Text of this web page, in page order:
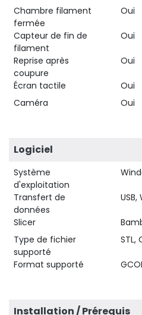
Chambre filament
fermée
Oui
Capteur de fin de
filament
Oui
Reprise après
coupure
Oui
Écran tactile
Oui
Caméra
Oui
Logiciel
Système
d'exploitation
Transfert de
données
USB,
Slicer
Type de fichier
supporté
STL,
Format supporté
Installation / Prérequis